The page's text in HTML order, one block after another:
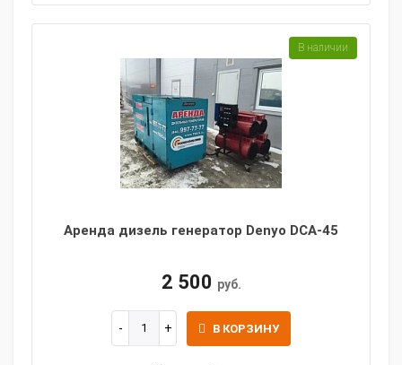
Аренда дизель генератор Denyo DCA-45
2 500 руб.
В КОРЗИНУ
В наличии